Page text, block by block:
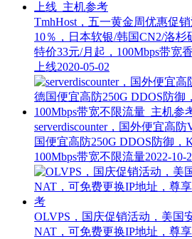
TmhHost，五一黄金周优惠促
10％，日本软银/韩国CN2/洛
特价33元/月起，100Mbps带宽
上线2020-05-02
serverdiscounter，国外便宜高
国便宜高防250G DDOS防御
100Mbps带宽不限流量2022-10-
OLVPS，国庆促销活动，美国
NAT，可免费更换IP地址，尊